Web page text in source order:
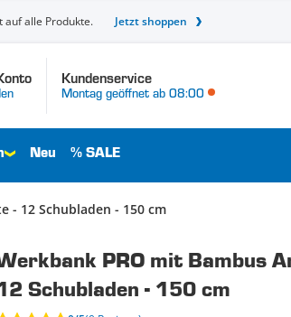
auf alle Produkte. Jetzt shoppen
Kundenservice
Montag geöffnet ab 08:00
Neu % SALE
- 12 Schubladen - 150 cm
PRO mit Bambus
Schubladen - 150 cm